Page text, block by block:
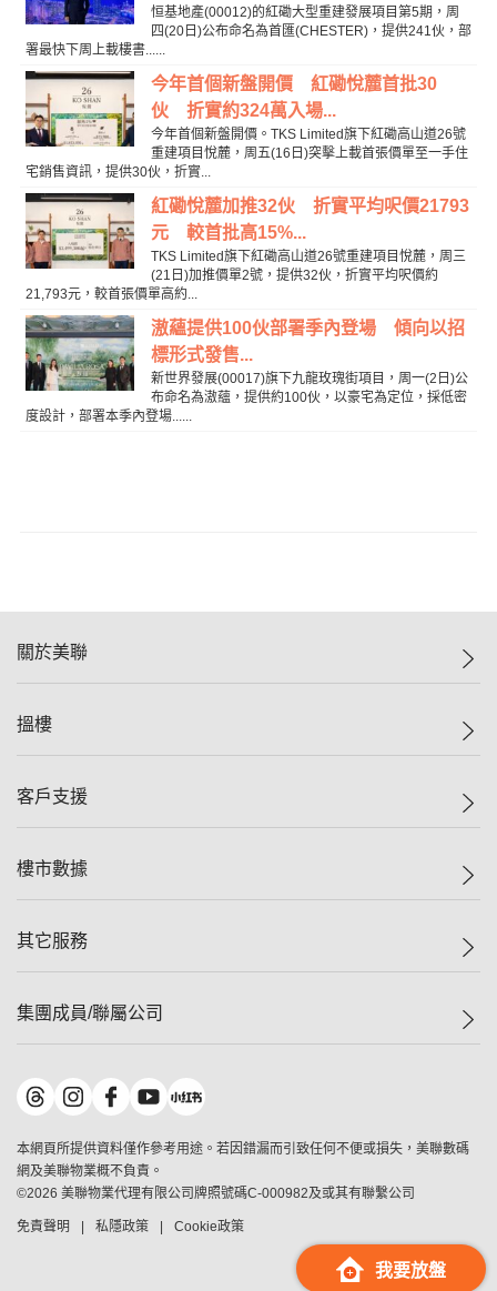
恒基地產(00012)的紅磡大型重建發展項目第5期，周
四(20日)公布命名為首匯(CHESTER)，提供241伙，部
署最快下周上載樓書......
今年首個新盤開價 紅磡悅麓首批30
伙 折實約324萬入場...
今年首個新盤開價。TKS Limited旗下紅磡高山道26號
重建項目悅麓，周五(16日)突擊上載首張價單至一手住
宅銷售資訊，提供30伙，折實...
紅磡悅麓加推32伙 折實平均呎價21793
元 較首批高15%...
TKS Limited旗下紅磡高山道26號重建項目悅麓，周三
(21日)加推價單2號，提供32伙，折實平均呎價約
21,793元，較首張價單高約...
滶蘊提供100伙部署季內登場 傾向以招
標形式發售...
新世界發展(00017)旗下九龍玫瑰街項目，周一(2日)公
布命名為滶蘊，提供約100伙，以豪宅為定位，採低密
度設計，部署本季內登場......
我要放盤
關於美聯
美聯集團
人才招募
搵樓
一手新盤
減價
美聯豪宅
獨家樓盤
租盤
客戶支援
自助放盤
查詢熱線
按揭計算機
負擔能力計算機
轉按計算機
繳款方式
樓市數據
樓價指數
歷史成交
屋苑成交排行榜
地區百科
其它服務
屋苑專頁
美聯精英會
美善會
地產代理管理協會
申報已遞交的購樓意向登記
集團成員/聯屬公司
美聯物業
鋑聯控股*
美聯工商舖*
美聯中國
美聯澳門
美聯金融集團
本網頁所提供資料僅作參考用途。若因錯漏而引致任何不便或損失，美聯數碼
網及美聯物業概不負責。
©2026 美聯物業代理有限公司牌照號碼C-000982及或其有聯繫公司
免責聲明 私隱政策 Cookie政策